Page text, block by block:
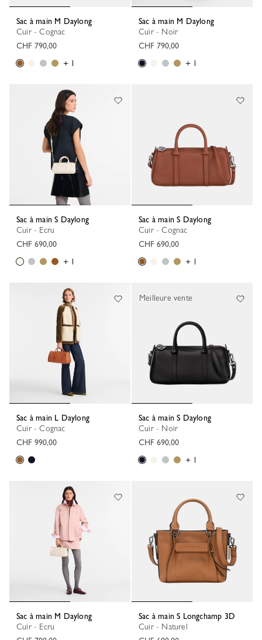
Sac à main M Daylong
Cuir - Cognac
CHF 790,00
+ 1
Sac à main M Daylong
Cuir - Noir
CHF 790,00
+ 1
Sac à main S Daylong
Cuir - Ecru
CHF 690,00
+ 1
Sac à main S Daylong
Cuir - Cognac
CHF 690,00
+ 1
Sac à main L Daylong
Cuir - Cognac
CHF 990,00
Sac à main S Daylong
Cuir - Noir
CHF 690,00
+ 1
Meilleure vente
Sac à main M Daylong
Cuir - Ecru
Sac à main S Longchamp 3D
Cuir - Naturel